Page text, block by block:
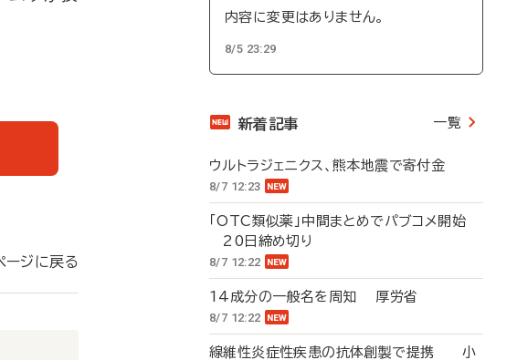
ージに戻る
内容に変更はありません。
8/5 23:29
新着記事 一覧
ウルトラジェニクス、熊本地震で寄付金
8/7 12:23
「OTC類似薬」中間まとめでパブコメ開始
20日締め切り
8/7 12:22
14成分の一般名を周知 厚労省
8/7 12:22
線維性炎症性疾患の抗体創製で提携 小